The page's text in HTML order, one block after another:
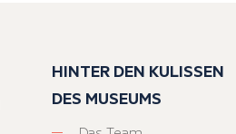
HINTER DEN KULISSEN
DES MUSEUMS